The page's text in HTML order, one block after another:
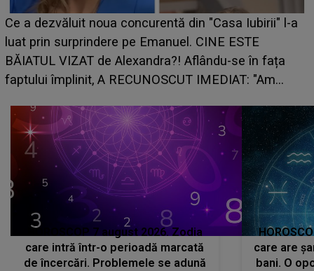
Iubirii" l-a
ESTE
se în fața
"Am
HOROSCOP de weekend, 8-9 august
care riscă să rămână fără bani. O
grabă îi aduce pierderi semnificative și
planurile peste cap
HOROSCOP 7 august 2026. Zodia
care intră într-o perioadă marcată
de încercări. Problemele se adună
care are
bani. O